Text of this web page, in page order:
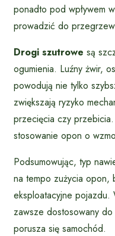
ponadto pod wpływem
prowadzić do
Drogi szutrowe są
ogumienia. Luźny żwir,
powodują nie tylko
zwiększają ryzyko
przecięcia czy
stosowanie opon o
Podsumowując, typ
na tempo zużycia opon,
eksploatacyjne
zawsze dostosowany
porusza się samochód.